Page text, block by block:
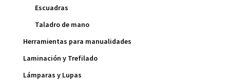
Escuadras
Taladro de mano
Herramientas para manualidades
Laminación y Trefilado
Lámparas y Lupas